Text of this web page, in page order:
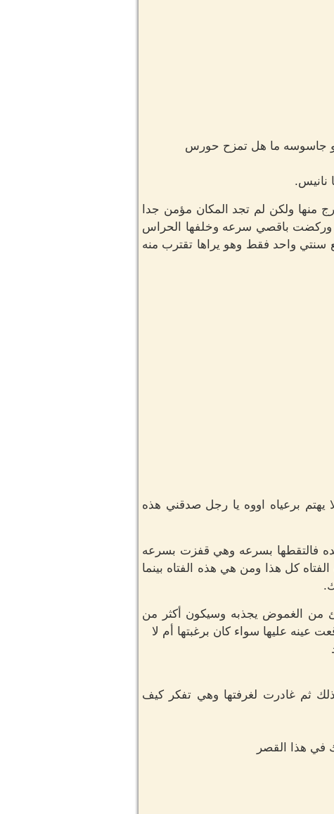
أو جاسوسه ما هل تمزح حورس
نانيس.
منها ولكن لم تجد المكان مؤمن جدا
وركضت باقصي سرعه وخلفها الحراس
سنتي واحد فقط وهو يراها تقترب منه
برعياه اووه يا رجل صدقني هذه
فالتقطها بسرعه وهي قفزت بسرعه
كل هذا ومن هي هذه الفتاه بينما
من الغموض يجذبه وسيكون أكثر من
عليها سواء كان برغبتها أم لا
ثم غادرت لغرفتها وهي تفكر كيف
في هذا القصر